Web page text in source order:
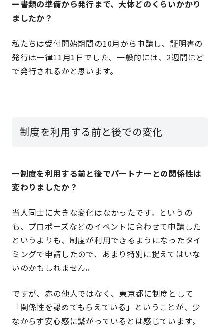
ー書類の準備から発行まで、大体どのくらいかかり
ましたか？
私たちは受付開始期間の10月から申請し、証明書の
発行は一律11月1日でした。一般的には、2週間ほど
で発行されるかと思います。
制度を利用する前と後での変化
ー制度を利用する前と後でパートナーとの関係性は
変わりましたか？
当人同士に大きな変化はなかったです。というの
も、プロポーズなどのイベントに合わせて申請した
というよりも、制度が利用できるようになったタイ
ミングで申請したので、あまり特別に捉えてはいな
いのかもしれません。
ですが、赤の他人ではなく、東京都に制度として
「関係性を認めてもらえている」ということが、少
なからず安心感に繋がっているとは感じています。